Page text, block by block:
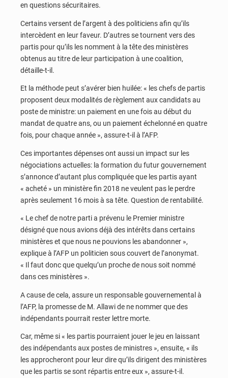
en questions sécuritaires.
Certains versent de l’argent à des politiciens afin qu’ils
intercèdent en leur faveur. D’autres se tournent vers des
partis pour qu’ils les nomment à la tête des ministères
obtenus au titre de leur participation à une coalition,
détaille-t-il.
Et la méthode peut s’avérer bien huilée: « les chefs de partis
proposent deux modalités de règlement aux candidats au
poste de ministre: un paiement en une fois au début du
mandat de quatre ans, ou un paiement échelonné en quatre
fois, pour chaque année », assure-t-il à l’AFP.
Ces importantes dépenses ont aussi un impact sur les
négociations actuelles: la formation du futur gouvernement
s’annonce d’autant plus compliquée que les partis ayant
« acheté » un ministère fin 2018 ne veulent pas le perdre
après seulement 16 mois à sa tête. Question de rentabilité.
« Le chef de notre parti a prévenu le Premier ministre
désigné que nous avions déjà des intérêts dans certains
ministères et que nous ne pouvions les abandonner »,
explique à l’AFP un politicien sous couvert de l’anonymat.
« Il faut donc que quelqu’un proche de nous soit nommé
dans ces ministères ».
A cause de cela, assure un responsable gouvernemental à
l’AFP, la promesse de M. Allawi de ne nommer que des
indépendants pourrait rester lettre morte.
Car, même si « les partis pourraient jouer le jeu en laissant
des indépendants aux postes de ministres », ensuite, « ils
les approcheront pour leur dire qu’ils dirigent des ministères
que les partis se sont répartis entre eux », assure-t-il.